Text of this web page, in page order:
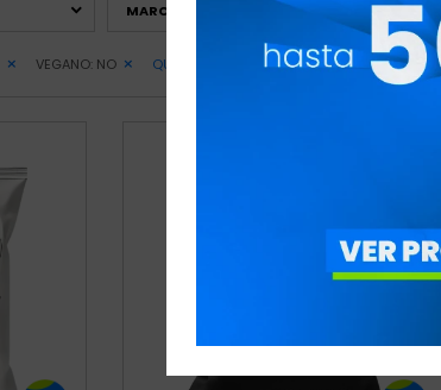
MARCAS
VEGANO: NO QUITAR FILTROS